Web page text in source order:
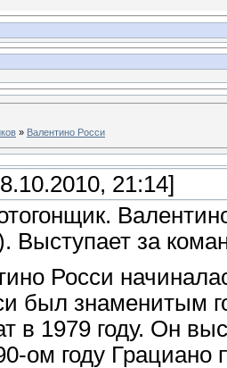
» Валентино Росси
21:14]
Выступает за
Росси
был знаменитым
в 1979 году. Он
ом году